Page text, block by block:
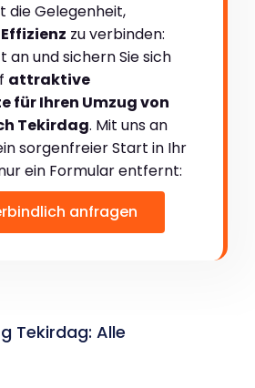
die Gelegenheit,
zu verbinden:
an und sichern Sie sich
attraktive
für Ihren Umzug von
Tekirdag. Mit uns an
sorgenfreier Start in Ihr
ein Formular entfernt:
anfragen
Tekirdag: Alle